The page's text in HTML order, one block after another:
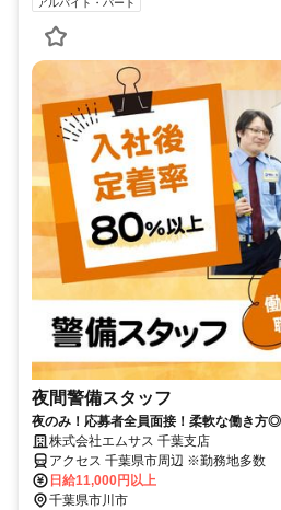
アルバイト・パート
夜間警備スタッフ
夜のみ！応募者全員面接！柔軟な働き方
株式会社エムサス 千葉支店
アクセス 千葉県市周辺 ※勤務地多数
日給11,000円以上
千葉県市川市